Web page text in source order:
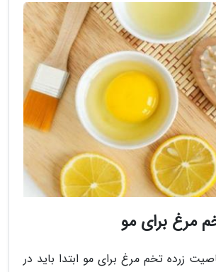
مرغ برای مو
زرده تخم مرغ برای مو ابتدا باید در